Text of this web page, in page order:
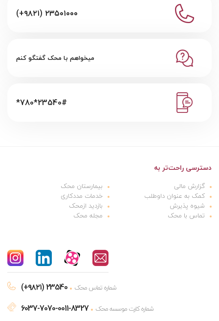
(+۹۸۲۱) ۲۳۵۰۱۰۰۰
میخواهم با محک گفتگو کنم
*780*23540#
دسترسی راحت‌تر به
گزارش مالی
بیمارستان محک
کمک به عنوان داوطلب
خدمات مددکاری
شیوه پذیرش
بازدید ازمحک
تماس با محک
مجله محک
(+۹۸۲۱) 23540 شماره تماس محک
6037-7070-0011-8327 شماره کارت موسسه محک